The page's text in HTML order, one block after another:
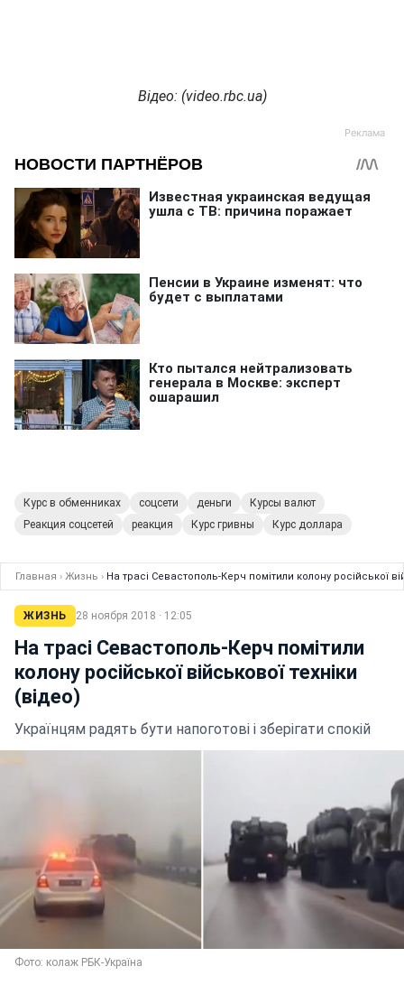
Відео: (video.rbc.ua)
Курс в обменниках соцсети деньги
Курсы валют
Реакция соцсетей
реакция Курс гривны Курс доллара
Главная › Жизнь › На трасі Севастополь-Керч помітили колону російської
ЖИЗНЬ 28 ноября 2018 · 12:05
На трасі Севастополь-Керч помітили
колону російської військової техніки
(відео)
Українцям радять бути напоготові і зберігати спокій
Фото: колаж РБК-Україна